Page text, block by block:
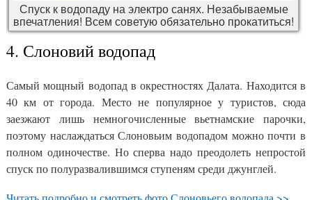
Спуск к водопаду на электро санях. Незабываемые
впечатления! Всем советую обязательно прокатиться!
4. Слоновий водопад
Самый мощный водопад в окрестностях Далата. Находится в
40 км от города. Место не популярное у туристов, сюда
заезжают лишь немногочисленные вьетнамские парочки,
поэтому наслаждаться Слоновьим водопадом можно почти в
полном одиночестве. Но сперва надо преодолеть непростой
спуск по полуразвалившимся ступеням среди джунглей.